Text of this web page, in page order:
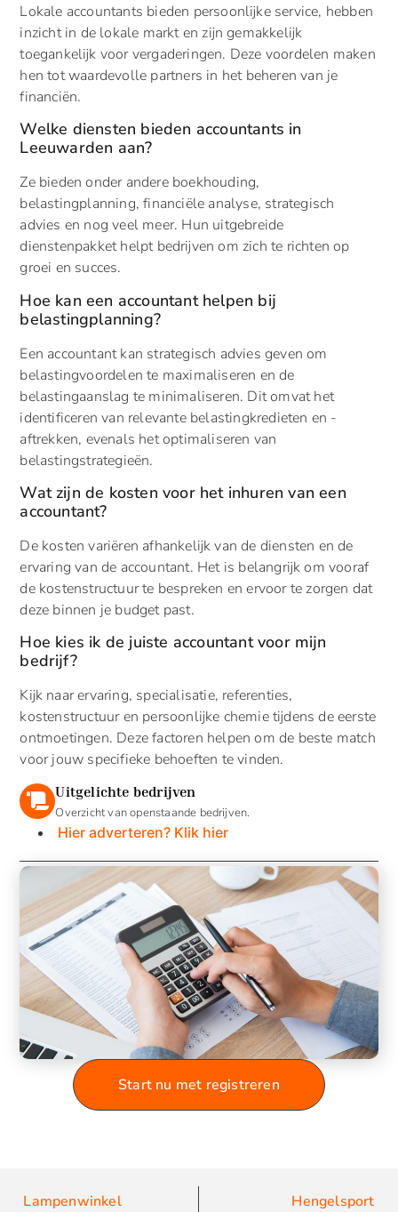
Lokale accountants bieden persoonlijke service, hebben
inzicht in de lokale markt en zijn gemakkelijk
toegankelijk voor vergaderingen. Deze voordelen maken
hen tot waardevolle partners in het beheren van je
financiën.
Welke diensten bieden accountants in
Leeuwarden aan?
Ze bieden onder andere boekhouding,
belastingplanning, financiële analyse, strategisch
advies en nog veel meer. Hun uitgebreide
dienstenpakket helpt bedrijven om zich te richten op
groei en succes.
Hoe kan een accountant helpen bij
belastingplanning?
Een accountant kan strategisch advies geven om
belastingvoordelen te maximaliseren en de
belastingaanslag te minimaliseren. Dit omvat het
identificeren van relevante belastingkredieten en -
aftrekken, evenals het optimaliseren van
belastingstrategieën.
Wat zijn de kosten voor het inhuren van een
accountant?
De kosten variëren afhankelijk van de diensten en de
ervaring van de accountant. Het is belangrijk om vooraf
de kostenstructuur te bespreken en ervoor te zorgen dat
deze binnen je budget past.
Hoe kies ik de juiste accountant voor mijn
bedrijf?
Kijk naar ervaring, specialisatie, referenties,
kostenstructuur en persoonlijke chemie tijdens de eerste
ontmoetingen. Deze factoren helpen om de beste match
voor jouw specifieke behoeften te vinden.
Uitgelichte bedrijven
Overzicht van openstaande bedrijven.
Hier adverteren? Klik hier
Start nu met registreren
Lampenwinkel Hengelsport